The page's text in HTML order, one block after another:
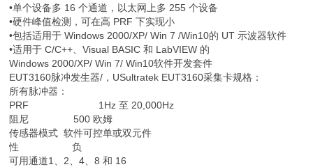
•单个设备多 16 个通道，以太网上多 255 个设备
•硬件峰值检测，可在高 PRF 下实现小
•包括适用于 Windows 2000/XP/ Win 7 /Win10的 UT 示波器软件
•适用于 C/C++、Visual BASIC 和 LabVIEW 的
Windows 2000/XP/ Win 7/ Win10软件开发套件
EUT3160脉冲发生器/，USultratek EUT3160采集卡规格：
所有脉冲器：
PRF 1Hz 至 20,000Hz
阻尼 500 欧姆
传感器模式 软件可控单或双元件
性 负
可用通道1、2、4、8 和 16